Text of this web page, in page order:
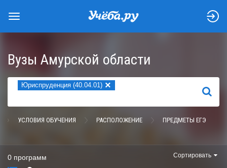
Вузы Амурской области
Юриспруденция (40.04.01) ×
НАЙТИ
УСЛОВИЯ ОБУЧЕНИЯ РАСПОЛОЖЕНИЕ ПРЕДМЕТЫ ЕГЭ
0 программ Сортировать